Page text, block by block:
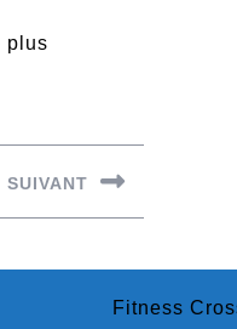
plus
SUIVANT
Fitness